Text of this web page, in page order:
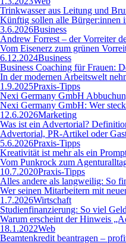
Trinkwasser aus Leitung und
Künftig sollen alle Bürger:innen
3.6.2026Business
Andrew Forrest – der Vorreiter
Vom Eisenerz zum grünen
6.12.2024Business
Business Coaching für Frauen:
In der modernen Arbeitswelt
1.9.2025Praxis-Tipps
Nexi Germany GmbH
Nexi Germany GmbH: Wer
12.6.2026Marketing
Was ist ein Advertorial?
Advertorial, PR-Artikel oder
5.6.2026Praxis-Tipps
Kreativität ist mehr als ein
Vom Punkrock zum
10.7.2020Praxis-Tipps
Alles andere als langweilig: So
Wer seinen Mitarbeitern mit
1.7.2026Wirtschaft
Studienfinanzierung: So viel
Warum erscheint der Hinweis
18.1.2022Web
Beamtenkredit beantragen –